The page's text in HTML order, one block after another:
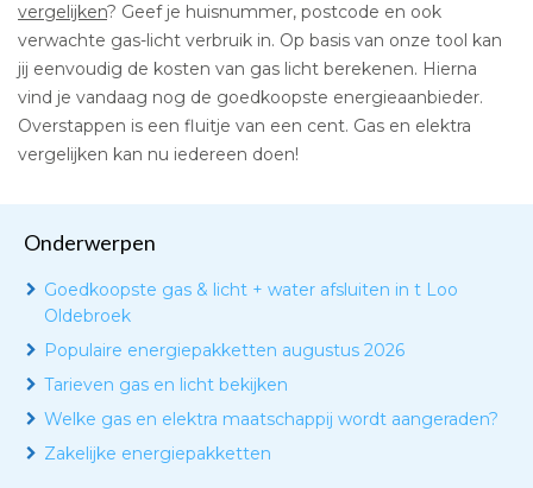
vergelijken? Geef je huisnummer, postcode en ook
verwachte gas-licht verbruik in. Op basis van onze tool kan
jij eenvoudig de kosten van gas licht berekenen. Hierna
vind je vandaag nog de goedkoopste energieaanbieder.
Overstappen is een fluitje van een cent. Gas en elektra
vergelijken kan nu iedereen doen!
Onderwerpen
Goedkoopste gas & licht + water afsluiten in t Loo
Oldebroek
Populaire energiepakketten augustus 2026
Tarieven gas en licht bekijken
Welke gas en elektra maatschappij wordt aangeraden?
Zakelijke energiepakketten